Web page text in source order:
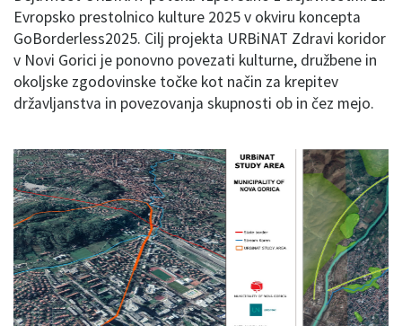
Evropsko prestolnico kulture 2025 v okviru koncepta
GoBorderless2025. Cilj projekta URBiNAT Zdravi koridor
v Novi Gorici je ponovno povezati kulturne, družbene in
okoljske zgodovinske točke kot način za krepitev
državljanstva in povezovanja skupnosti ob in čez mejo.